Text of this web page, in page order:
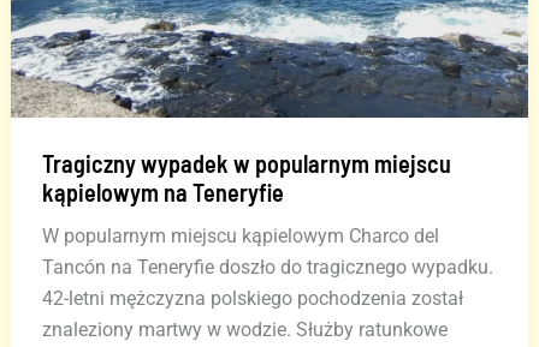
Tragiczny wypadek w popularnym miejscu
kąpielowym na Teneryfie
W popularnym miejscu kąpielowym Charco del
Tancón na Teneryfie doszło do tragicznego wypadku.
42-letni mężczyzna polskiego pochodzenia został
znaleziony martwy w wodzie. Służby ratunkowe